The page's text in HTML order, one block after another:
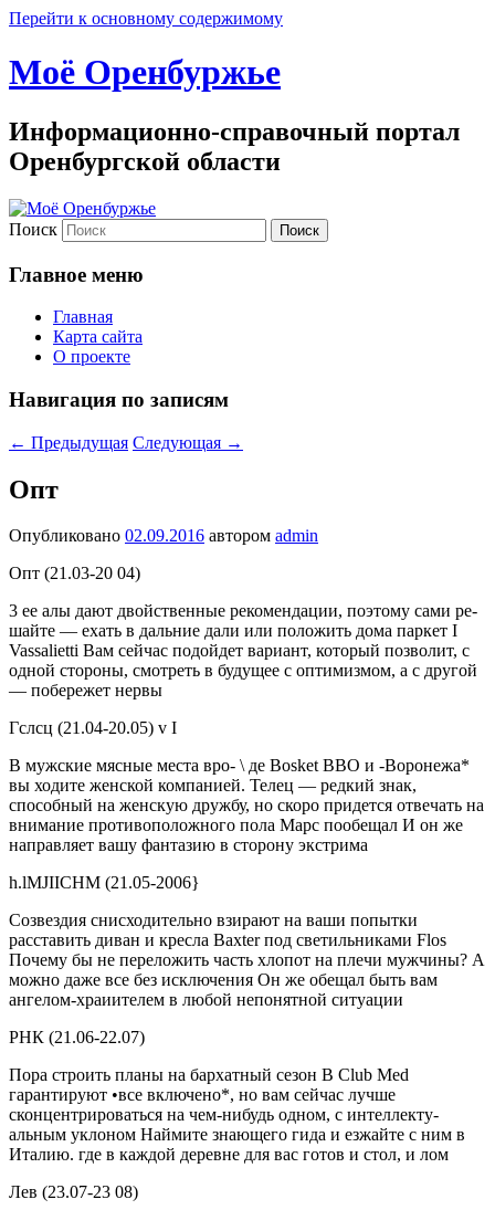
Перейти к основному содержимому
Моё Оренбуржье
Информационно-справочный портал
Оренбургской области
Поиск
Главное меню
Главная
Карта сайта
О проекте
Навигация по записям
← Предыдущая Следующая →
Опт
Опубликовано 02.09.2016 автором admin
Опт (21.03-20 04)
3 ее алы дают двойственные рекомендации, поэтому сами ре­
шайте — ехать в дальние дали или положить дома паркет I
Vassalietti Вам сейчас подойдет вариант, который позволит, с
одной сто­роны, смотреть в будущее с оп­тимизмом, а с другой
— побе­режет нервы
Гслсц (21.04-20.05) v I
В мужские мясные места вро- \ де Bosket ВВО и -Воронежа*
вы ходите женской компанией. Телец — редкий знак,
способный на женскую дружбу, но скоро при­дется отвечать на
внимание про­тивоположного пола Марс по­обещал И он же
направляет вашу фантазию в сторону экстрима
h.lMJIICHM (21.05-2006}
Созвездия снисходительно взи­рают на ваши попытки
расставить диван и кресла Baxter под све­тильниками Flos
Почему бы не переложить часть хлопот на плечи мужчины? А
можно даже все без исключения Он же обещал быть вам
ангелом-храиителем в любой непонятной ситуации
РНК (21.06-22.07)
Пора строить планы на бархатный сезон В Club Med
гарантируют •все включено*, но вам сейчас лучше
сконцентрироваться на чем-нибудь одном, с интеллекту­
альным уклоном Наймите знаю­щего гида и езжайте с ним в
Ита­лию. где в каждой деревне для вас готов и стол, и лом
Лев (23.07-23 08)